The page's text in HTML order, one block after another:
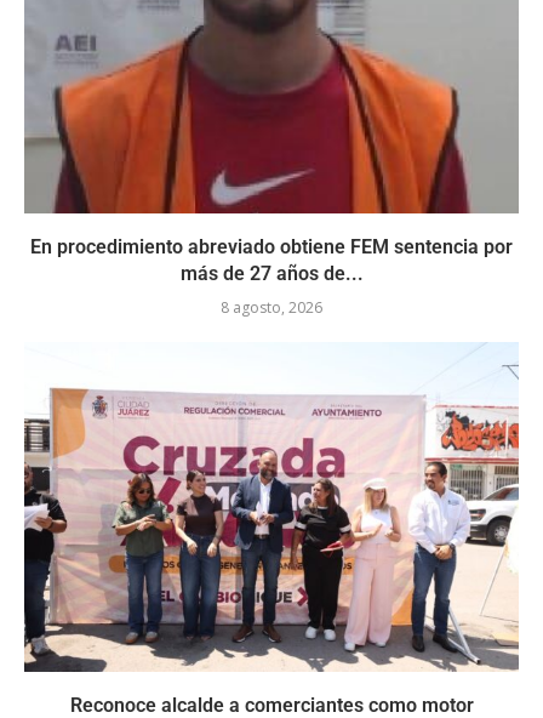
En procedimiento abreviado obtiene FEM sentencia por
más de 27 años de...
8 agosto, 2026
Reconoce alcalde a comerciantes como motor